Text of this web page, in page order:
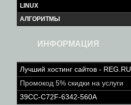
LINUX
АЛГОРИТМЫ
ИНФОРМАЦИЯ
Лучший хостинг сайтов - REG.RU
Промокод 5% скидки на услуги
39CC-C72F-6342-560A